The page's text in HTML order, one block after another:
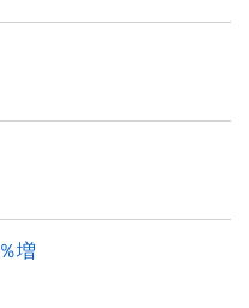
増